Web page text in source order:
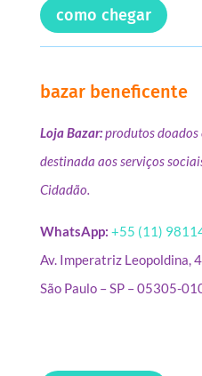
como chegar
bazar beneficente
Loja Bazar:produtos
destinada aos serviços
Cidadão.
WhatsApp: +55 (11)
Av. Imperatriz Leopoldina,
São Paulo – SP – 05305-